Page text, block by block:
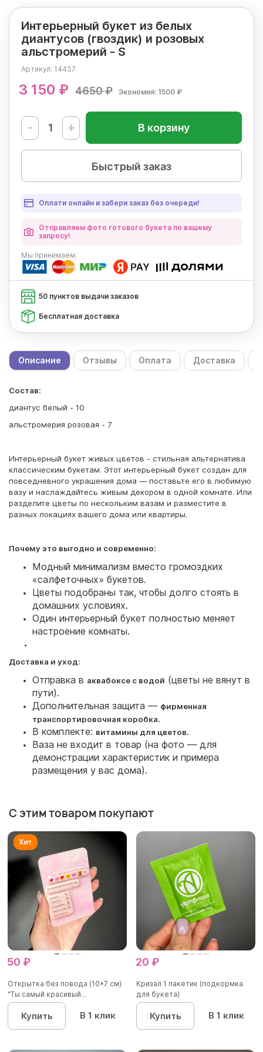
Интерьерный букет из белых
диантусов (гвоздик) и розовых
альстромерий - S
Артикул: 14437
3 150 ₽ 4650 ₽ Экономия: 1500 ₽
- + В корзину
Быстрый заказ
Оплати онлайн и забери заказ без очереди!
Отправляем фото готового букета по вашему
запросу!
Мы принимаем:
50 пунктов выдачи заказов
Бесплатная доставка
Описание Отзывы Оплата Доставка
Состав:
диантус белый - 10
альстромерия розовая - 7
Интерьерный букет живых цветов - стильная альтернатива
классическим букетам. Этот интерьерный букет создан для
повседневного украшения дома — поставьте его в любимую
вазу и наслаждайтесь живым декором в одной комнате. Или
разделите цветы по нескольким вазам и разместите в
разных локациях вашего дома или квартиры.
Почему это выгодно и современно:
Модный минимализм вместо громоздких
«салфеточных» букетов.
Цветы подобраны так, чтобы долго стоять в
домашних условиях.
Один интерьерный букет полностью меняет
настроение комнаты.
Доставка и уход:
Отправка в аквабоксе с водой (цветы не вянут в
пути).
Дополнительная защита — фирменная
транспортировочная коробка.
В комплекте: витамины для цветов.
Ваза не входит в товар (на фото — для
демонстрации характеристик и примера
размещения у вас дома).
С этим товаром покупают
50 ₽
Открытка без повода (10*7 см)
"Ты самый красивый...
Купить В 1 клик
20 ₽
Кризал 1 пакетик (подкормка
для букета)
Купить В 1 клик